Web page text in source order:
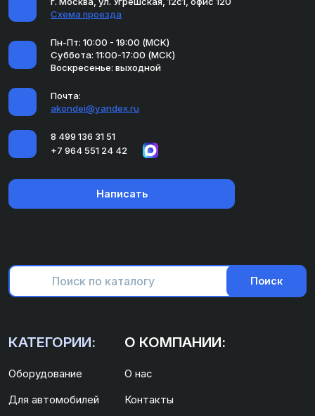
Схема проезда
Пн-Пт: 10:00 - 19:00 (МСК)
Суббота: 11:00-17:00 (МСК)
Воскресенье: выходной
Почта:
akondei@yandex.ru
8 499 136 31 51
+7 964 551 24 42
Написать
Поиск
КАТЕГОРИИ:
Оборудование
Для автомобилей
О КОМПАНИИ:
О нас
Контакты